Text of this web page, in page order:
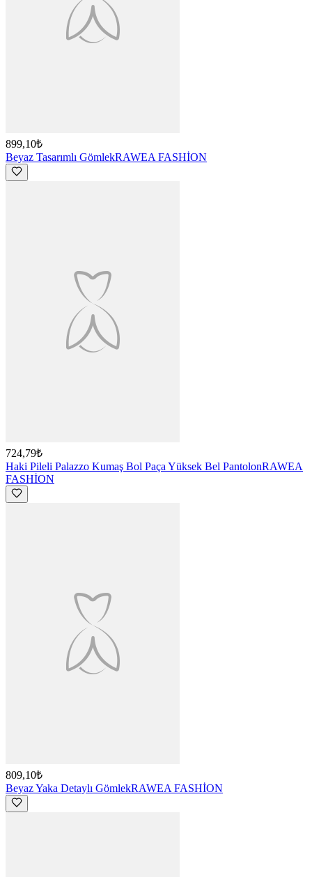
899,10₺
Beyaz Tasarımlı GömlekRAWEA FASHİON
724,79₺
Haki Pileli Palazzo Kumaş Bol Paça Yüksek Bel PantolonRAWEA
FASHİON
809,10₺
Beyaz Yaka Detaylı GömlekRAWEA FASHİON